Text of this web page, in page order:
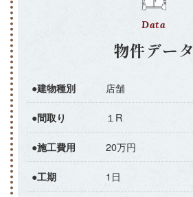
Data
物件データ
●建物種別 店舗
●間取り １R
●施工費用 20万円
●工期 1日